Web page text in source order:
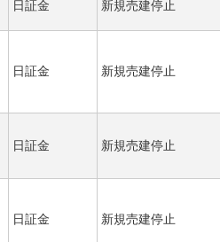
日証金 新規売建停止
日証金 新規売建停止
日証金 新規売建停止
日証金 新規売建停止